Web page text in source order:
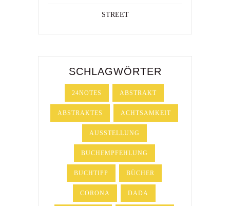
STREET
SCHLAGWÖRTER
24NOTES ABSTRAKT
ABSTRAKTES ACHTSAMKEIT
AUSSTELLUNG
BUCHEMPFEHLUNG
BUCHTIPP BÜCHER
CORONA DADA